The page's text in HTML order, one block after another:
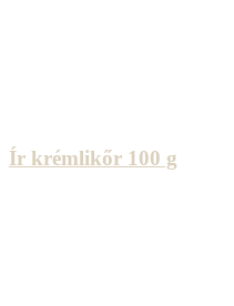
Ír krémlikőr 100 g